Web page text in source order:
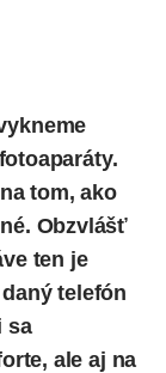
tom, ako
Obzvlášť
ten je
telefón
sa
ale aj na